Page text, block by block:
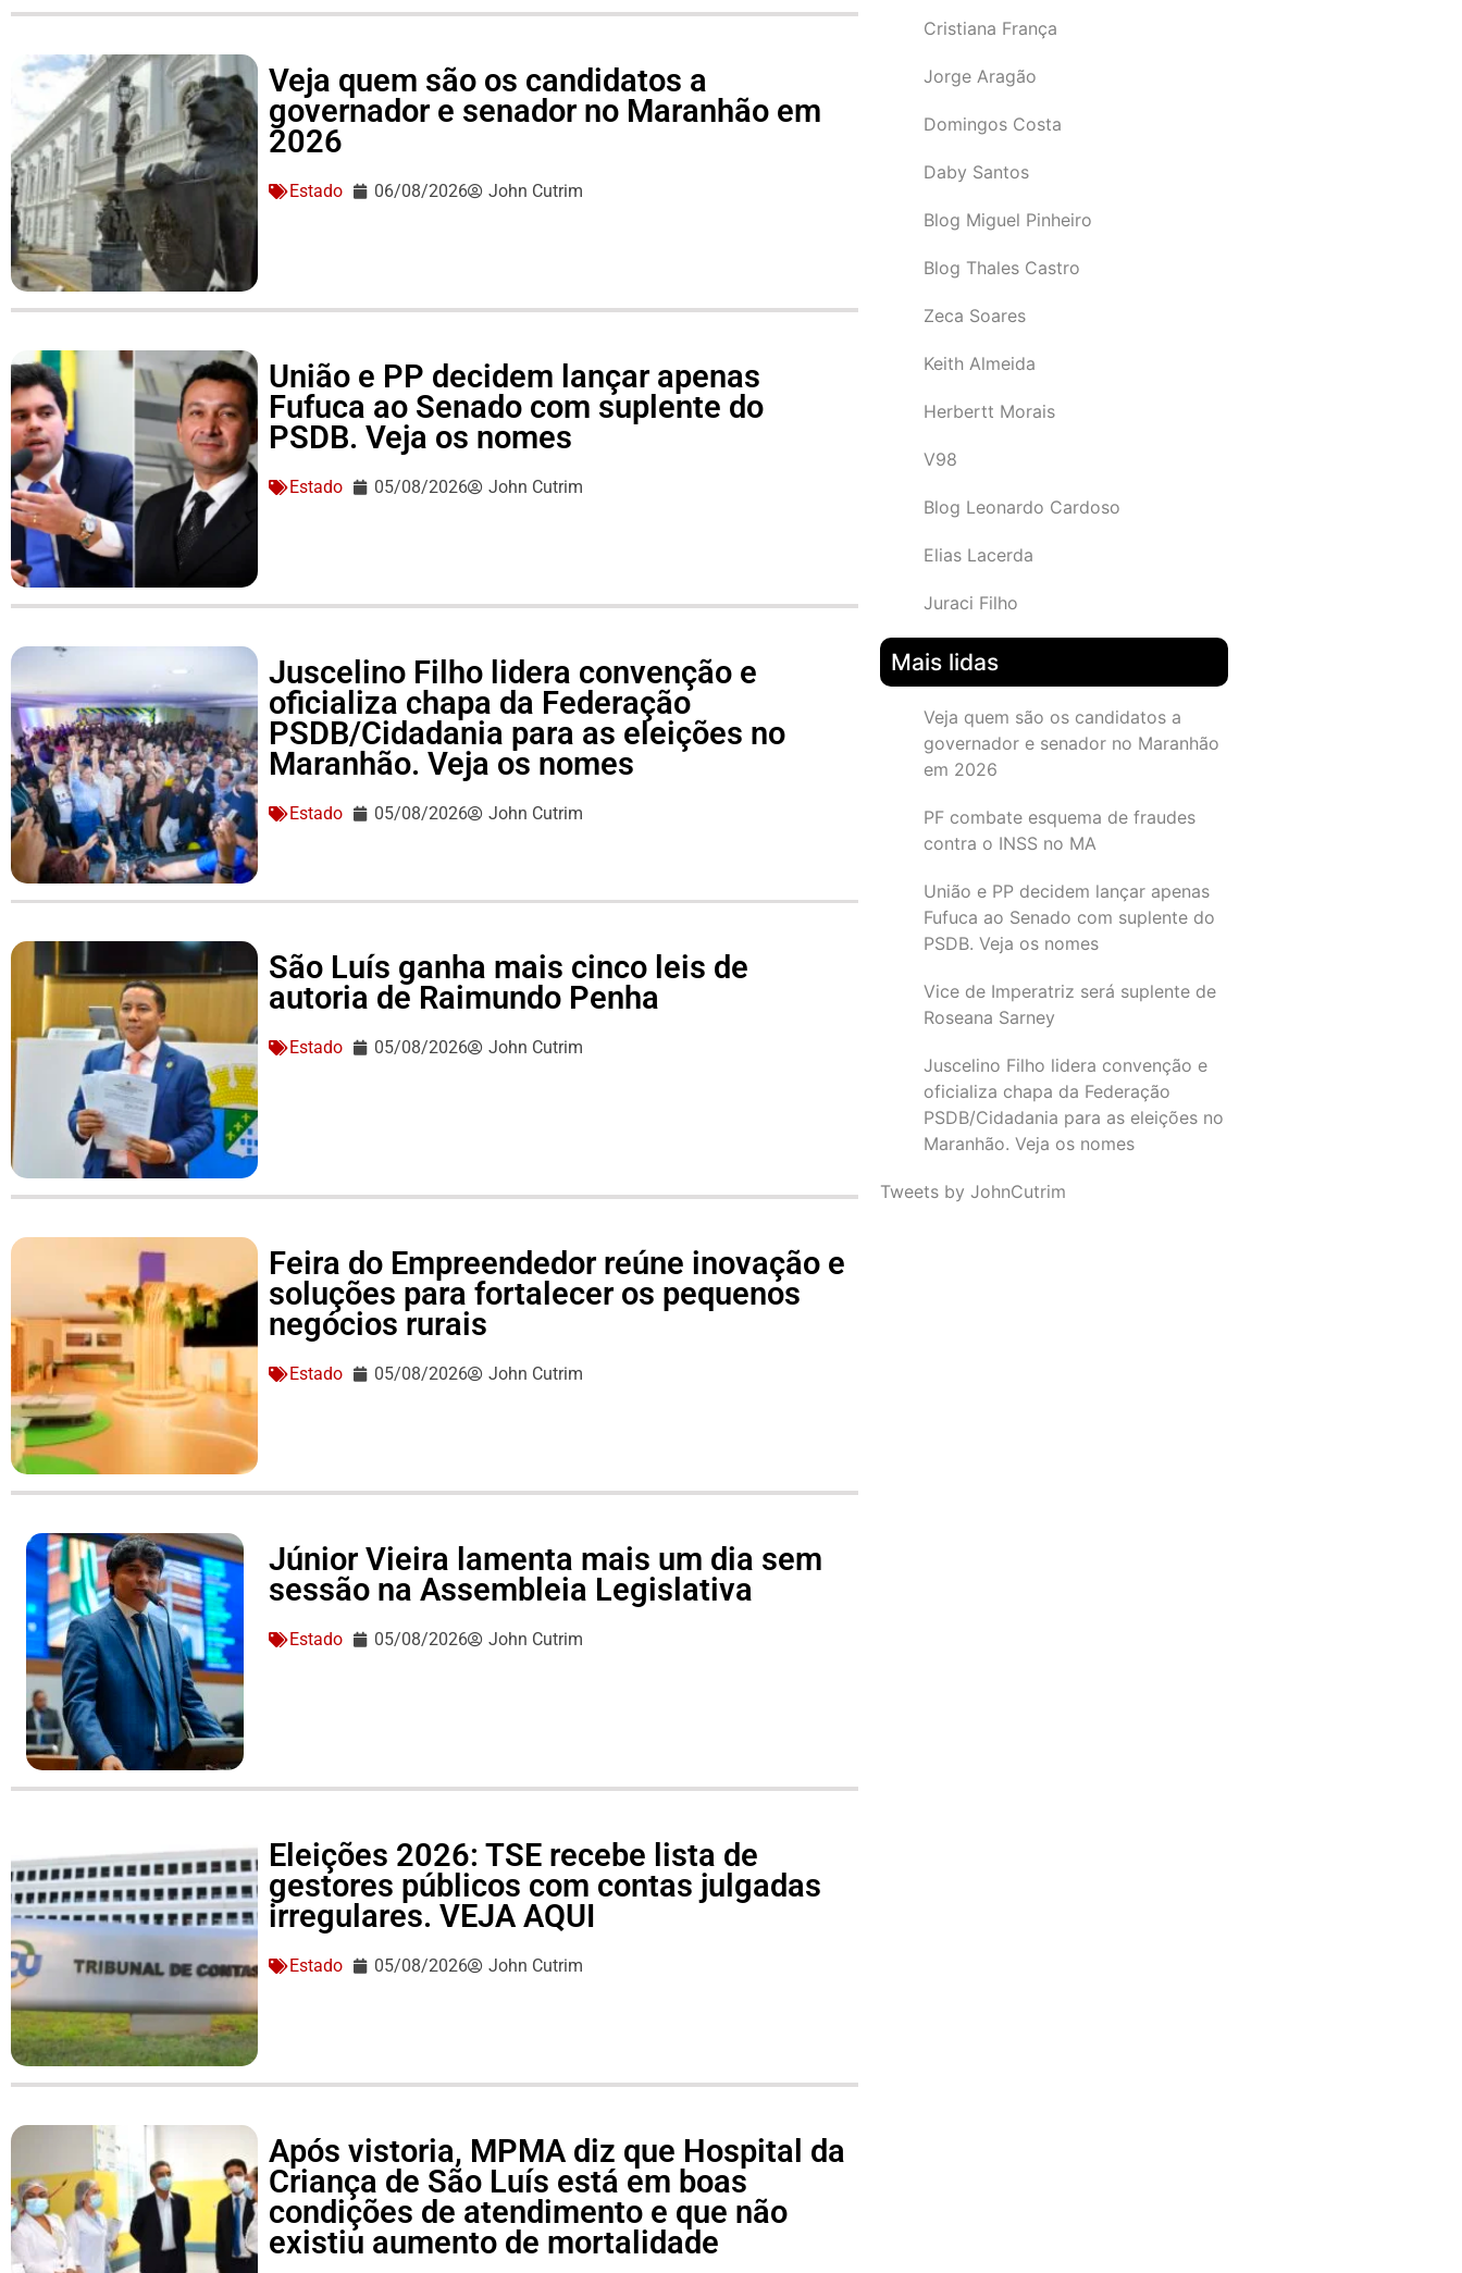
Veja quem são os candidatos a
governador e senador no Maranhão em
2026
Estado 06/08/2026 John Cutrim
União e PP decidem lançar apenas
Fufuca ao Senado com suplente do
PSDB. Veja os nomes
Estado 05/08/2026 John Cutrim
Juscelino Filho lidera convenção e
oficializa chapa da Federação
PSDB/Cidadania para as eleições no
Maranhão. Veja os nomes
Estado 05/08/2026 John Cutrim
São Luís ganha mais cinco leis de
autoria de Raimundo Penha
Estado 05/08/2026 John Cutrim
Feira do Empreendedor reúne inovação e
soluções para fortalecer os pequenos
negócios rurais
Estado 05/08/2026 John Cutrim
Júnior Vieira lamenta mais um dia sem
sessão na Assembleia Legislativa
Estado 05/08/2026 John Cutrim
Eleições 2026: TSE recebe lista de
gestores públicos com contas julgadas
irregulares. VEJA AQUI
Estado 05/08/2026 John Cutrim
Após vistoria, MPMA diz que Hospital da
Criança de São Luís está em boas
condições de atendimento e que não
existiu aumento de mortalidade
Cristiana França
Jorge Aragão
Domingos Costa
Daby Santos
Blog Miguel Pinheiro
Blog Thales Castro
Zeca Soares
Keith Almeida
Herbertt Morais
V98
Blog Leonardo Cardoso
Elias Lacerda
Juraci Filho
Mais lidas
Veja quem são os candidatos a
governador e senador no Maranhão
em 2026
PF combate esquema de fraudes
contra o INSS no MA
União e PP decidem lançar apenas
Fufuca ao Senado com suplente do
PSDB. Veja os nomes
Vice de Imperatriz será suplente de
Roseana Sarney
Juscelino Filho lidera convenção e
oficializa chapa da Federação
PSDB/Cidadania para as eleições no
Maranhão. Veja os nomes
Tweets by JohnCutrim